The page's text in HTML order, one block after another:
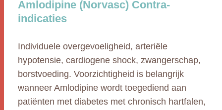
Amlodipine (Norvasc) Contra-
indicaties
Individuele overgevoeligheid, arteriële
hypotensie, cardiogene shock, zwangerschap,
borstvoeding. Voorzichtigheid is belangrijk
wanneer Amlodipine wordt toegediend aan
patiënten met diabetes met chronisch hartfalen,